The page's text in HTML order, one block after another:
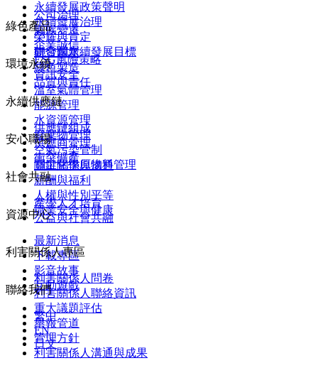
永續發展政策聲明
永續發展治理
榮耀與肯定
聯合國永續發展目標
公司治理
氣候變遷
企業誠信
ESG風險策略
資訊安全
綠色產品
研發創新
綠色製造
品質與責任
環境永續
溫室氣體管理
能源管理
水資源管理
廢棄物管理
空氣污染管制
關鍵化學原物料管理
永續供應鏈
供應鏈組成
供應商管理
衝突礦產
安心職場
員工關係與溝通
薪酬與福利
人權與性別平等
職業安全與健康
社會共融
產學人才培育
公益與社會共融
資源中心
最新消息
下載專區
影音故事
互動遊戲
利害關係人專區
利害關係人問卷
利害關係人聯絡資訊
重大議題評估
舉報管道
管理方針
利害關係人溝通與成果
聯絡我們
繁中
EN
日文